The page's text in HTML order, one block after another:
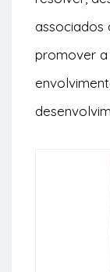
associados
promover a